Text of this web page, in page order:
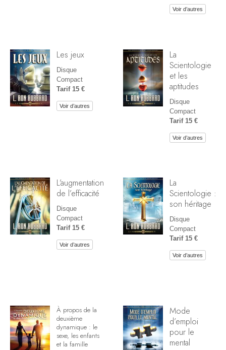
Voir d’autres
Les jeux
Disque
Compact
Tarif 15 €
Voir d’autres
La
Scientologie
et les
aptitudes
Disque
Compact
Tarif 15 €
Voir d’autres
L’augmentation
de l’efficacité
Disque
Compact
Tarif 15 €
Voir d’autres
La
Scientologie :
son héritage
Disque
Compact
Tarif 15 €
Voir d’autres
À propos de la
deuxième
dynamique : le
sexe, les enfants
et la famille
Mode
d’emploi
pour le
mental